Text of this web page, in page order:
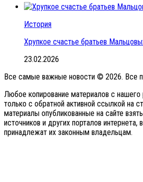
История
Хрупкое счастье братьев
23.02.2026
Все самые важные новости © 2026. Все
Любое копирование материалов с
только с обратной активной ссылкой на
материалы опубликованные на сайте
источников и других порталов интернета,
принадлежат их законным владельцам.